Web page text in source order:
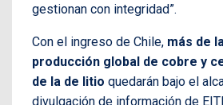
gestionan con integridad”.
Con el ingreso de Chile, más de
producción global de cobre y
de la de litio quedarán bajo el
divulgación de información de